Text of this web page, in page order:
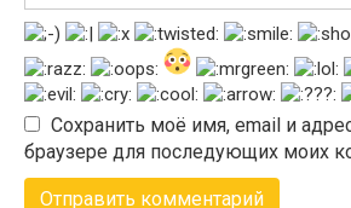
Сохранить моё имя, email и
браузере для последующих моих